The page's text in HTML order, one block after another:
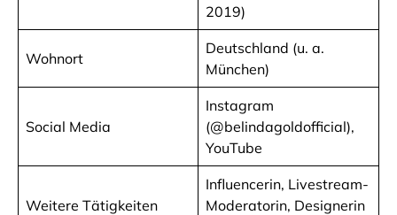
2019)
Wohnort
Deutschland (u. a.
München)
Social Media
Instagram
(@belindagoldofficial),
YouTube
Weitere Tätigkeiten
Influencerin, Livestream-
Moderatorin, Designerin